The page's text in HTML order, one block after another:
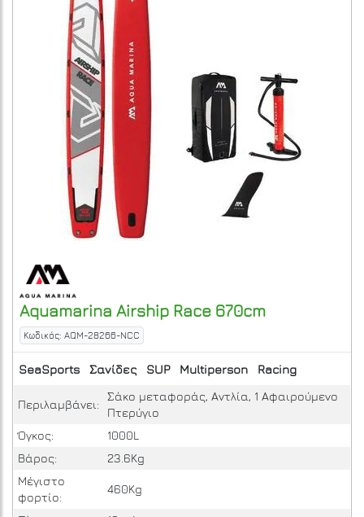
Aquamarina Airship Race 670cm
Κωδικός: AQM-28266-NCC
SeaSports Σανίδες SUP Multiperson Racing
Περιλαμβάνει:
Σάκο μεταφοράς, Αντλία, 1 Αφαιρούμενο
Πτερύγιο
Όγκος:
1000L
Βάρος:
23.6Kg
Μέγιστο
φορτίο:
460Kg